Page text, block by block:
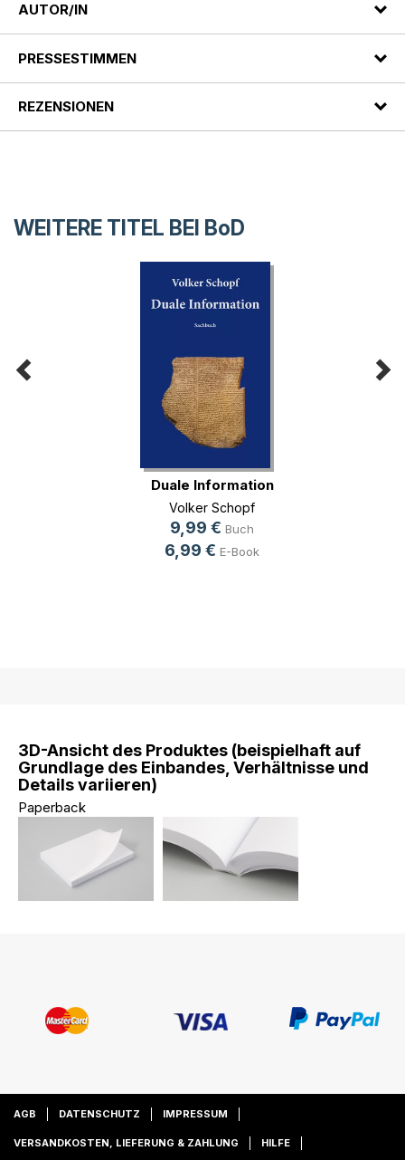
AUTOR/IN
PRESSESTIMMEN
REZENSIONEN
WEITERE TITEL BEI BoD
Duale Information
Volker Schopf
9,99 € Buch
6,99 € E-Book
3D-Ansicht des Produktes (beispielhaft auf
Grundlage des Einbandes, Verhältnisse und
Details variieren)
Paperback
AGB DATENSCHUTZ IMPRESSUM
VERSANDKOSTEN, LIEFERUNG & ZAHLUNG HILFE